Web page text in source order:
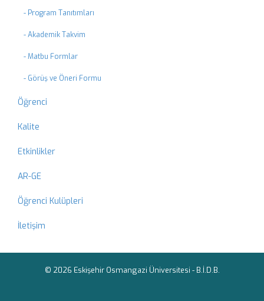
- Program Tanıtımları
- Akademik Takvim
- Matbu Formlar
- Görüş ve Öneri Formu
Öğrenci
Kalite
Etkinlikler
AR-GE
Öğrenci Kulüpleri
İletişim
© 2026 Eskişehir Osmangazi Üniversitesi - B.İ.D.B.